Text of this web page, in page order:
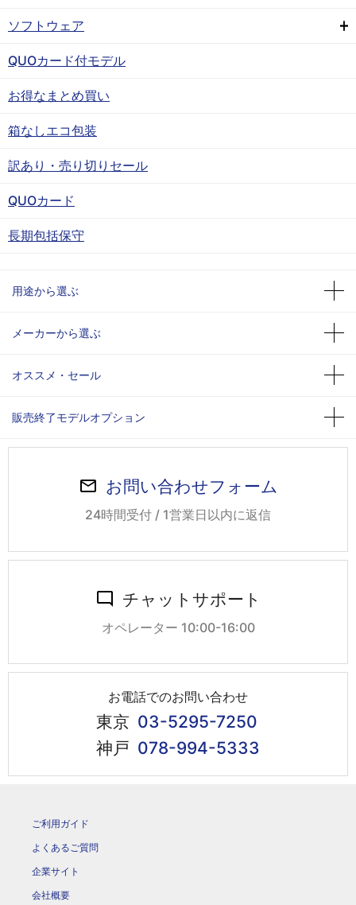
ソフトウェア
QUOカード付モデル
お得なまとめ買い
箱なしエコ包装
訳あり・売り切りセール
QUOカード
長期包括保守
用途から選ぶ
メーカーから選ぶ
オススメ・セール
販売終了モデルオプション
お問い合わせフォーム
24時間受付 / 1営業日以内に返信
チャットサポート
オペレーター 10:00-16:00
お電話でのお問い合わせ
東京 03-5295-7250
神戸 078-994-5333
ご利用ガイド
よくあるご質問
企業サイト
会社概要